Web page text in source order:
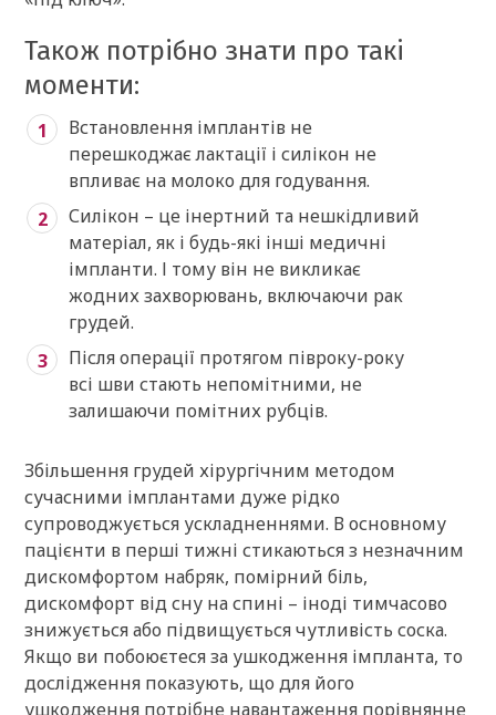
Також потрібно знати про такі
моменти:
Встановлення імплантів не
перешкоджає лактації і силікон не
впливає на молоко для годування.
Силікон – це інертний та нешкідливий
матеріал, як і будь-які інші медичні
імпланти. І тому він не викликає
жодних захворювань, включаючи рак
грудей.
Після операції протягом півроку-року
всі шви стають непомітними, не
залишаючи помітних рубців.
Збільшення грудей хірургічним методом
сучасними імплантами дуже рідко
супроводжується ускладненнями. В основному
пацієнти в перші тижні стикаються з незначним
дискомфортом набряк, помірний біль,
дискомфорт від сну на спині – іноді тимчасово
знижується або підвищується чутливість соска.
Якщо ви побоюєтеся за ушкодження імпланта, то
дослідження показують, що для його
ушкодження потрібне навантаження порівнянне